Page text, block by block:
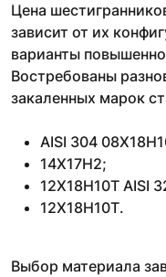
Цена
зависит от их
варианты
Востребованы
закаленных марок
AISI 304
14Х17Н2;
12Х18Н10Т AISI
12Х18Н10Т.
Выбор материала